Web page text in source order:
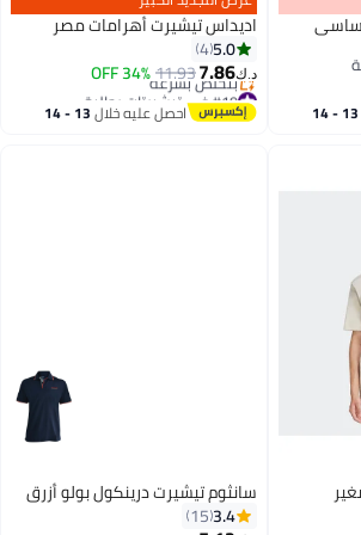
13 - 14
2
اديداس تيشيرت أهرامات مصر
5.0
4
د.ك‏7.86
11.93
34% OFF
#19 في تيشيرتات رجالية
أقل سعر في 30 يوم
بتخلّص بسرعة
احصل عليه خلال 13 - 14
سانثوم تيشيرت درينكول بولو أزرق
3.4
15